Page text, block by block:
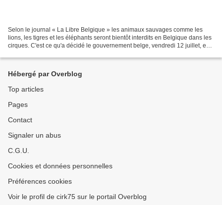
Selon le journal « La Libre Belgique » les animaux sauvages comme les
lions, les tigres et les éléphants seront bientôt interdits en Belgique dans les
cirques. C'est ce qu'a décidé le gouvernement belge, vendredi 12 juillet, en
Hébergé par Overblog
Top articles
Pages
Contact
Signaler un abus
C.G.U.
Cookies et données personnelles
Préférences cookies
Voir le profil de cirk75 sur le portail Overblog